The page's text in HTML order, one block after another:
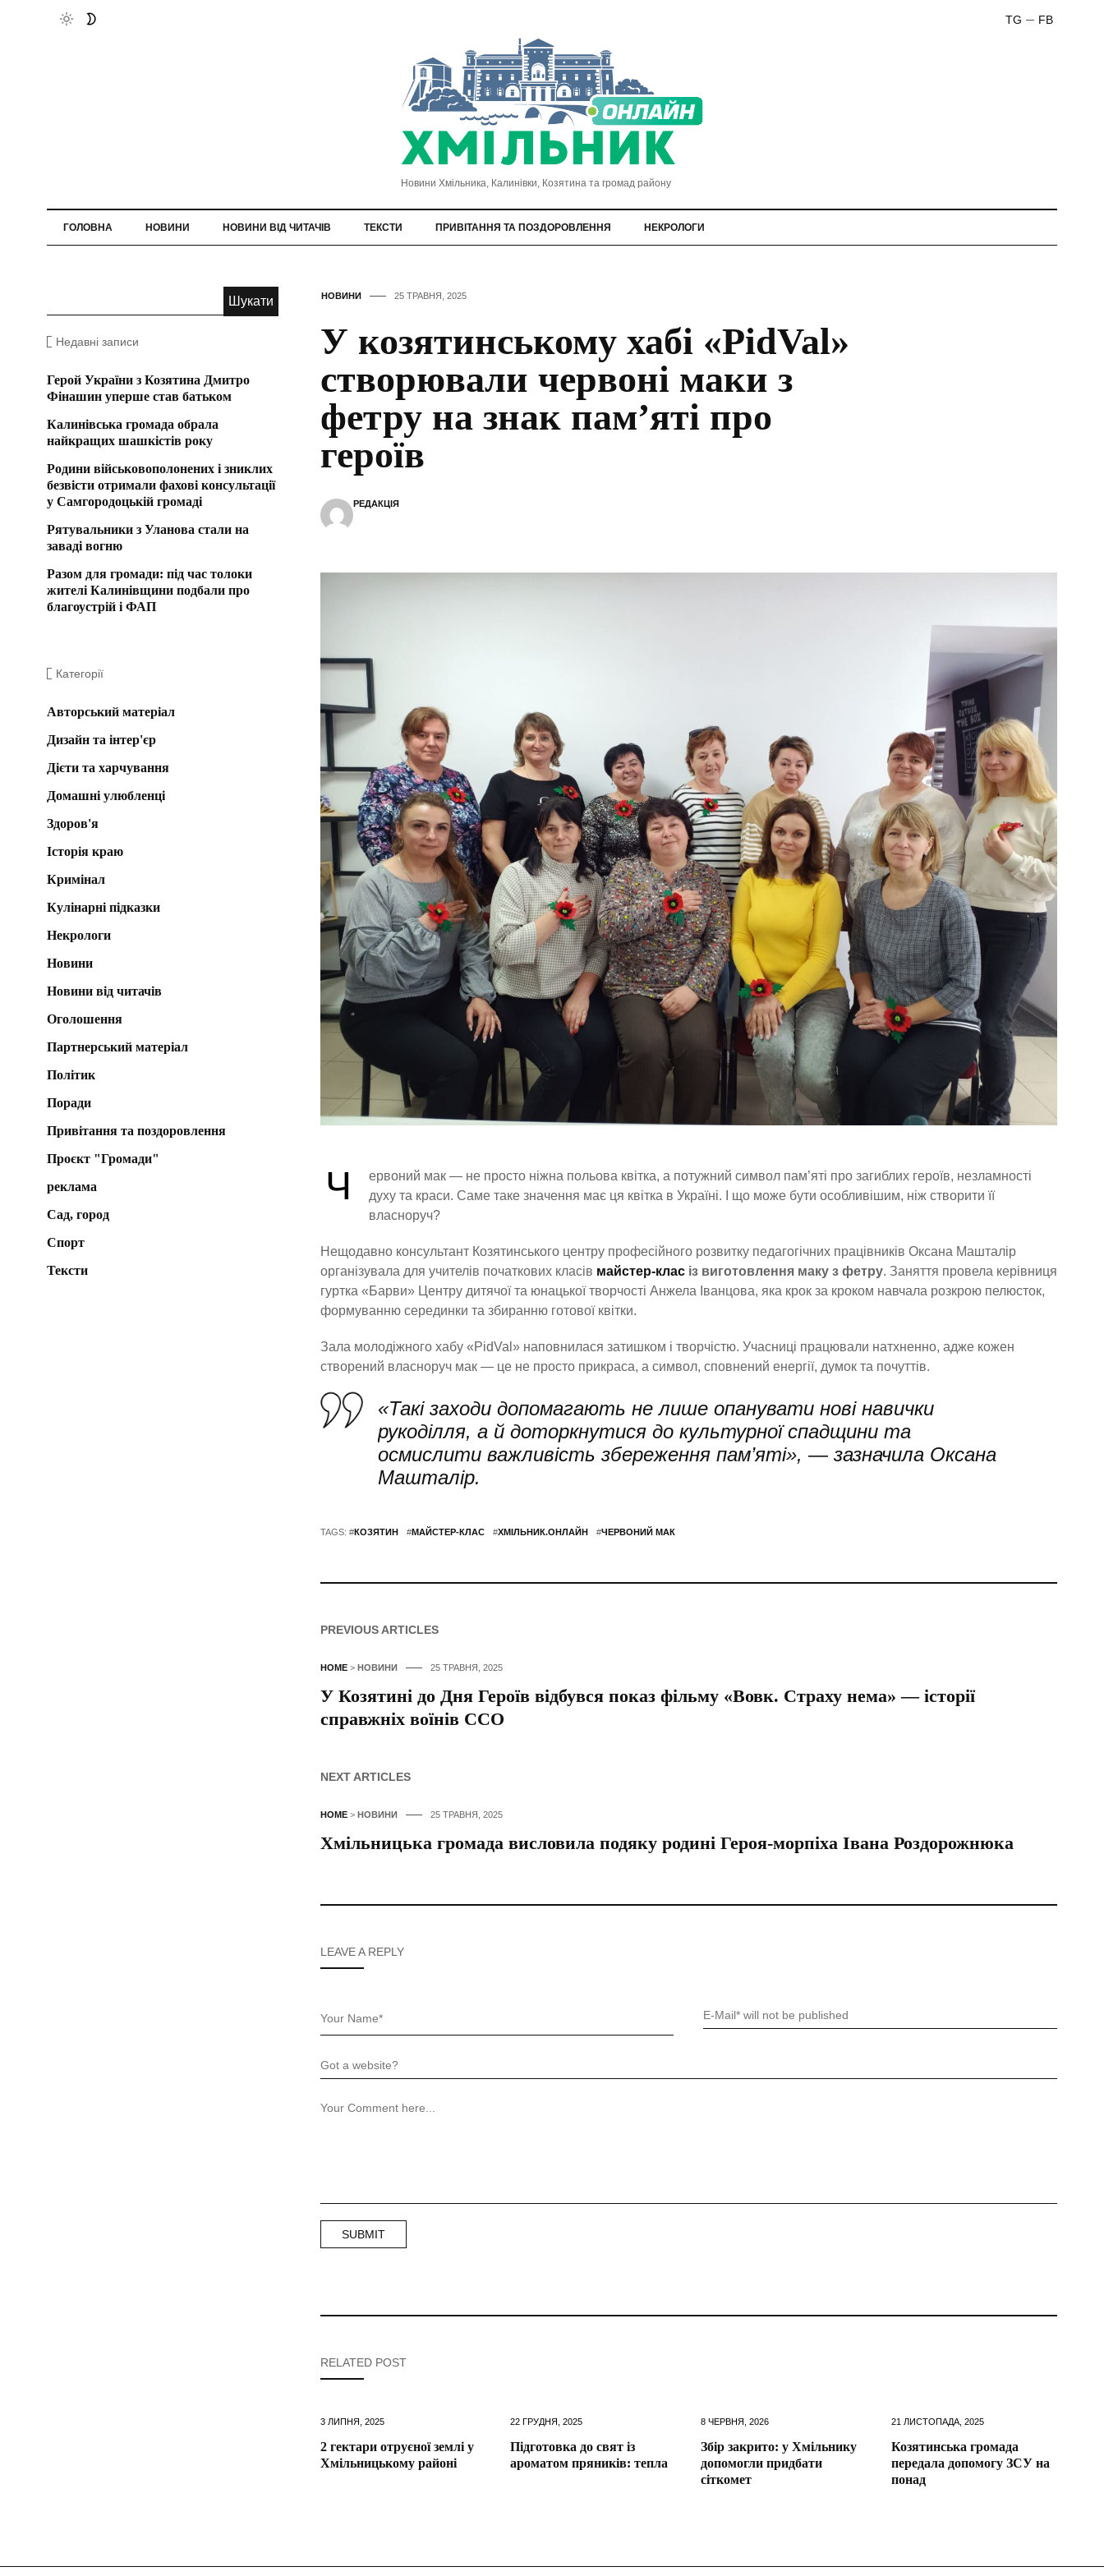
FB
TG
Новини Хмільника, Калинівки, Козятина та громад району
ГОЛОВНА НОВИНИ НОВИНИ ВІД ЧИТАЧІВ ТЕКСТИ ПРИВІТАННЯ ТА ПОЗДОРОВЛЕННЯ НЕКРОЛОГИ
НОВИНИ 25 ТРАВНЯ, 2025
У козятинському хабі «PidVal»
створювали червоні маки з
фетру на знак пам’яті про
героїв
РЕДАКЦІЯ
Ч
ервоний мак — не просто ніжна польова квітка, а потужний символ пам’яті про загиблих героїв, незламності
духу та краси. Саме таке значення має ця квітка в Україні. І що може бути особливішим, ніж створити її
власноруч?
Нещодавно консультант Козятинського центру професійного розвитку педагогічних працівників Оксана Машталір
організувала для учителів початкових класів майстер-класіз виготовлення маку з фетру. Заняття провела керівниця
гуртка «Барви» Центру дитячої та юнацької творчості Анжела Іванцова, яка крок за кроком навчала розкрою пелюсток,
формуванню серединки та збиранню готової квітки.
Зала молодіжного хабу «PidVal» наповнилася затишком і творчістю. Учасниці працювали натхненно, адже кожен
створений власноруч мак — це не просто прикраса, а символ, сповнений енергії, думок та почуттів.
«Такі заходи допомагають не лише опанувати нові навички
рукоділля, а й доторкнутися до культурної спадщини та
осмислити важливість збереження пам’яті», — зазначила Оксана
Машталір.
TAGS: #КОЗЯТИН #МАЙСТЕР-КЛАС #ХМІЛЬНИК.ОНЛАЙН #ЧЕРВОНИЙ МАК
PREVIOUS ARTICLES
HOME> НОВИНИ 25 ТРАВНЯ, 2025
У Козятині до Дня Героїв відбувся показ фільму «Вовк. Страху нема» — історії
справжніх воїнів ССО
NEXT ARTICLES
HOME> НОВИНИ 25 ТРАВНЯ, 2025
Хмільницька громада висловила подяку родині Героя-морпіха Івана Роздорожнюка
LEAVE A REPLY
RELATED POST
3 ЛИПНЯ, 2025
2 гектари отруєної землі у
Хмільницькому районі
22 ГРУДНЯ, 2025
Підготовка до свят із
ароматом пряників: тепла
8 ЧЕРВНЯ, 2026
Збір закрито: у Хмільнику
допомогли придбати
сіткомет
21 ЛИСТОПАДА, 2025
Козятинська громада
передала допомогу ЗСУ на
понад
Недавні записи
Герой України з Козятина Дмитро
Фінашин уперше став батьком
Калинівська громада обрала
найкращих шашкістів року
Родини військовополонених і зниклих
безвісти отримали фахові консультації
у Самгородоцькій громаді
Рятувальники з Уланова стали на
заваді вогню
Разом для громади: під час толоки
жителі Калинівщини подбали про
благоустрій і ФАП
Категорії
Авторський матеріал
Дизайн та інтер'єр
Дієти та харчування
Домашні улюбленці
Здоров'я
Історія краю
Кримінал
Кулінарні підказки
Некрологи
Новини
Новини від читачів
Оголошення
Партнерський матеріал
Політик
Поради
Привітання та поздоровлення
Проєкт "Громади"
реклама
Сад, город
Спорт
Тексти